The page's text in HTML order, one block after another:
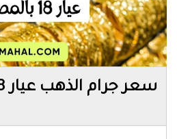
سعر جرام الذهب عيار 18 اليوم فى مصر